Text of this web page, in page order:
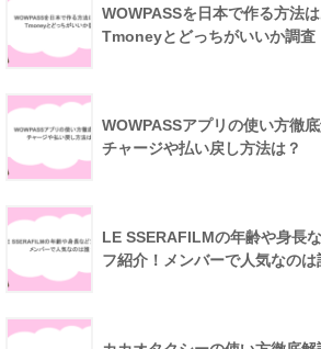
WOWPASSを日本で作る方法
Tmoneyとどっちがいいか調査
WOWPASSアプリの使い方徹底
チャージや払い戻し方法は？
LE SSERAFILMの年齢や身長
フ紹介！メンバーで人気なのは